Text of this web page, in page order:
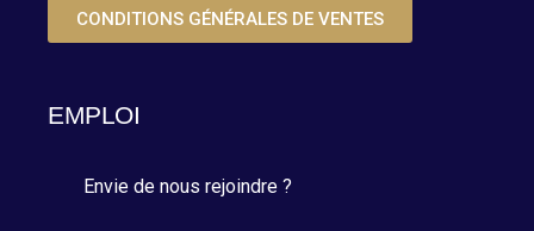
CONDITIONS GÉNÉRALES DE VENTES
EMPLOI
Envie de nous rejoindre ?